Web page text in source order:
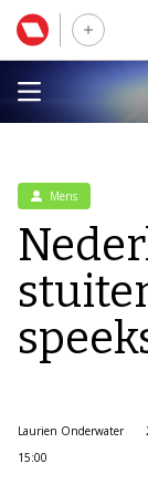
Mens
Laurien Onderwater
15:00